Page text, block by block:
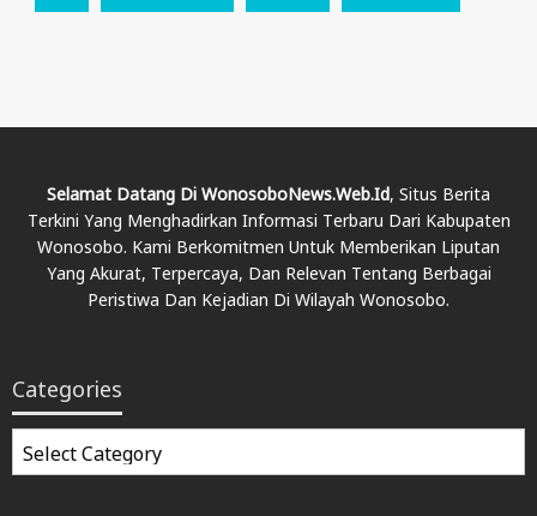
Selamat Datang Di WonosoboNews.web.id, Situs Berita
Terkini Yang Menghadirkan Informasi Terbaru Dari Kabupaten
Wonosobo. Kami Berkomitmen Untuk Memberikan Liputan
Yang Akurat, Terpercaya, Dan Relevan Tentang Berbagai
Peristiwa Dan Kejadian Di Wilayah Wonosobo.
Categories
Categories